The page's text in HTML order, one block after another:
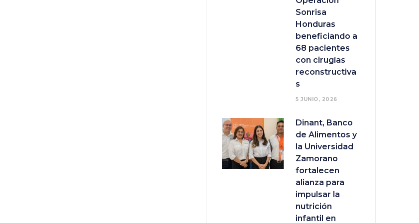
Sonrisa
Honduras
beneficiando a
68 pacientes
con cirugías
reconstructiva
s
5 JUNIO, 2026
Dinant, Banco
de Alimentos y
la Universidad
Zamorano
fortalecen
alianza para
impulsar la
nutrición
infantil en